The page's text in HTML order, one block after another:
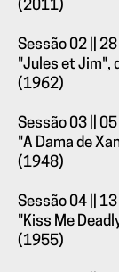
(2011)
Sessão 02 ||
"Jules et Jim",
(1962)
Sessão 03 ||
"A Dama de
(1948)
Sessão 04 ||
"Kiss Me
(1955)